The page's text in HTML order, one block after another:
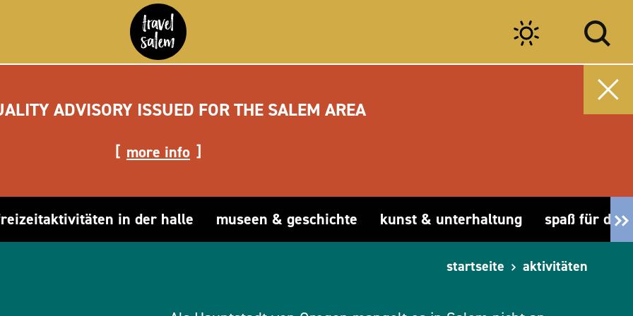
ADVISORY ISSUED FOR THE SALEM AREA
more info
in der halle museen & geschichte kunst & unterhaltung spaß für die
startseite aktivitäten